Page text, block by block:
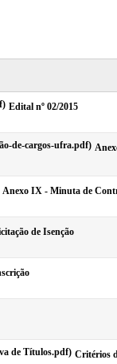
Edital nº 02/2015
Anexo IX - Minuta de
de Isenção
Critérios